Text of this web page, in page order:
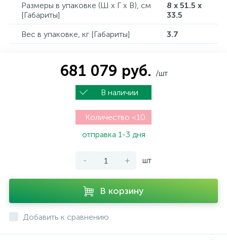
Размеры в упаковке (Ш x Г x В), см
[Габариты]
8 x 51.5 x
33.5
Вес в упаковке, кг [Габариты]
3.7
681 079 руб. /шт
В наличии
Количество <10
отправка 1-3 дня
- + шт
В корзину
Добавить к сравнению